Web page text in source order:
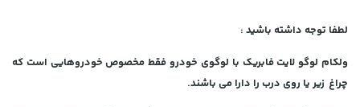
لطفا توجه داشته باشید :
ولکام لوگو لایت فابریک با لوگوی خودرو فقط مخصوص خودروهایی است که
چراغ زیر یا روی درب را دارا می باشند.